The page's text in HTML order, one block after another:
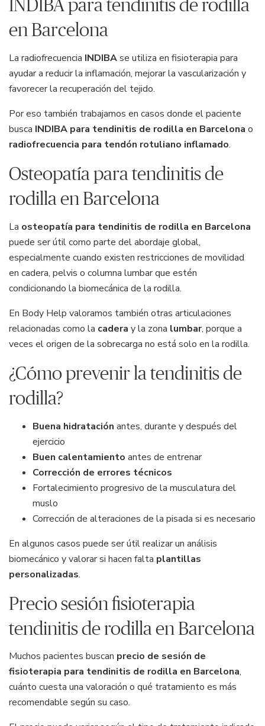
INDIBA para tendinitis de rodilla
en Barcelona
La radiofrecuencia INDIBAse utiliza en fisioterapia para
ayudar a reducir la inflamación, mejorar la vascularización y
favorecer la recuperación del tejido.
Por eso también trabajamos en casos donde el paciente
busca INDIBA para tendinitis de rodilla en Barcelona o
radiofrecuencia para tendón rotuliano inflamado.
Osteopatía para tendinitis de
rodilla en Barcelona
La osteopatía para tendinitis de rodilla en Barcelona
puede ser útil como parte del abordaje global,
especialmente cuando existen restricciones de movilidad
en cadera, pelvis o columna lumbar que estén
condicionando la biomecánica de la rodilla.
En Body Help valoramos también otras articulaciones
relacionadas como la cadera y la zona lumbar, porque a
veces el origen de la sobrecarga no está solo en la rodilla.
¿Cómo prevenir la tendinitis de
rodilla?
Buena hidratación antes, durante y después del
ejercicio
Buen calentamiento antes de entrenar
Corrección de errores técnicos
Fortalecimiento progresivo de la musculatura del
muslo
Corrección de alteraciones de la pisada si es necesario
En algunos casos puede ser útil realizar un análisis
biomecánico y valorar si hacen falta plantillas
personalizadas.
Precio sesión fisioterapia
tendinitis de rodilla en Barcelona
Muchos pacientes buscan precio de sesión de
fisioterapia para tendinitis de rodilla en Barcelona,
cuánto cuesta una valoración o qué tratamiento es más
recomendable según su caso.